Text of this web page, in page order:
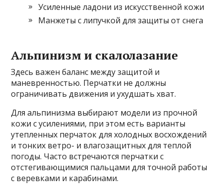
Усиленные ладони из искусственной кожи
Манжеты с липучкой для защиты от снега
Альпинизм и скалолазание
Здесь важен баланс между защитой и
маневренностью. Перчатки не должны
ограничивать движения и ухудшать хват.
Для альпинизма выбирают модели из прочной
кожи с усилениями, при этом есть варианты
утепленных перчаток для холодных восхождений
и тонких ветро- и влагозащитных для теплой
погоды. Часто встречаются перчатки с
отстегивающимися пальцами для точной работы
с веревками и карабинами.